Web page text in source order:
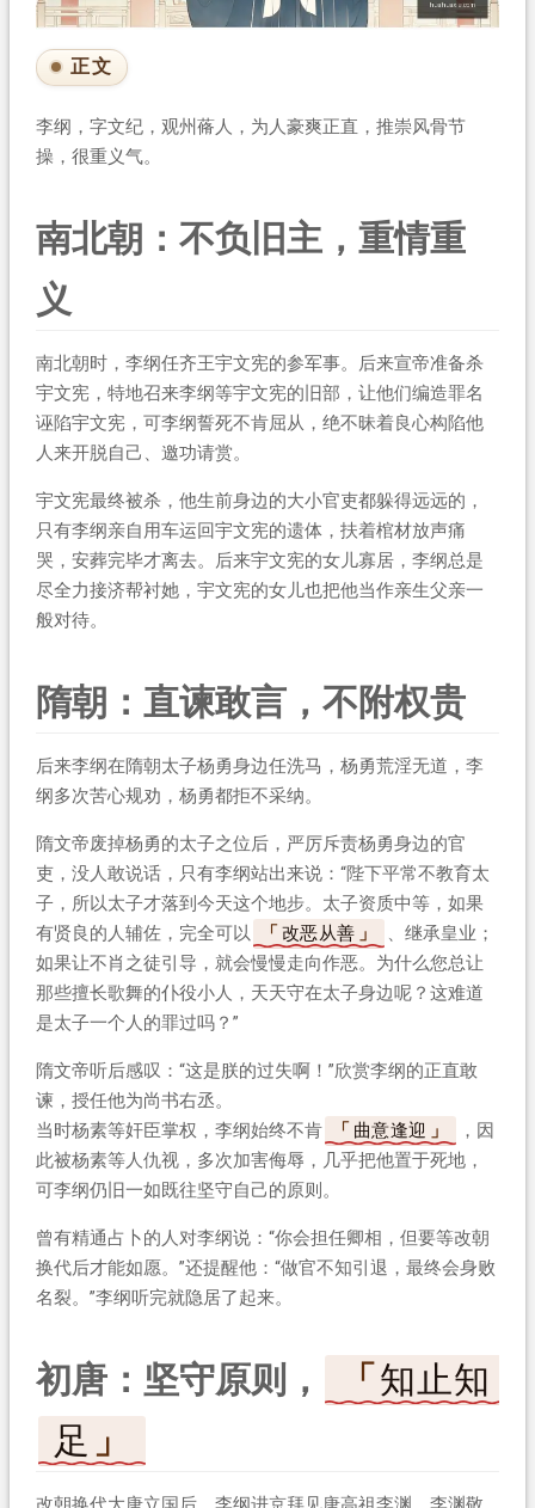
正文
李纲，字文纪，观州蓨人，为人豪爽正直，推崇风骨节
操，很重义气。
南北朝：不负旧主，重情重
义
南北朝时，李纲任齐王宇文宪的参军事。后来宣帝准备杀
宇文宪，特地召来李纲等宇文宪的旧部，让他们编造罪名
诬陷宇文宪，可李纲誓死不肯屈从，绝不昧着良心构陷他
人来开脱自己、邀功请赏。
宇文宪最终被杀，他生前身边的大小官吏都躲得远远的，
只有李纲亲自用车运回宇文宪的遗体，扶着棺材放声痛
哭，安葬完毕才离去。后来宇文宪的女儿寡居，李纲总是
尽全力接济帮衬她，宇文宪的女儿也把他当作亲生父亲一
般对待。
隋朝：直谏敢言，不附权贵
后来李纲在隋朝太子杨勇身边任洗马，杨勇荒淫无道，李
纲多次苦心规劝，杨勇都拒不采纳。
隋文帝废掉杨勇的太子之位后，严厉斥责杨勇身边的官
吏，没人敢说话，只有李纲站出来说：“陛下平常不教育太
子，所以太子才落到今天这个地步。太子资质中等，如果
有贤良的人辅佐，完全可以
改恶从善
、继承皇业；
如果让不肖之徒引导，就会慢慢走向作恶。为什么您总让
那些擅长歌舞的仆役小人，天天守在太子身边呢？这难道
是太子一个人的罪过吗？”
隋文帝听后感叹：“这是朕的过失啊！”欣赏李纲的正直敢
谏，授任他为尚书右丞。
当时杨素等奸臣掌权，李纲始终不肯
曲意逢迎
，因
此被杨素等人仇视，多次加害侮辱，几乎把他置于死地，
可李纲仍旧一如既往坚守自己的原则。
曾有精通占卜的人对李纲说：“你会担任卿相，但要等改朝
换代后才能如愿。”还提醒他：“做官不知引退，最终会身败
名裂。”李纲听完就隐居了起来。
初唐：坚守原则，
知止知
足